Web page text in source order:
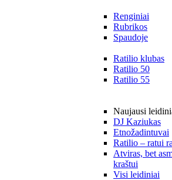
Renginiai
Rubrikos
Spaudoje
Ratilio klubas
Ratilio 50
Ratilio 55
Naujausi
DJ Kaziukas
Etnožadintuvai
Ratilio – ratui
Atviras, bet
kraštui
Visi leidiniai